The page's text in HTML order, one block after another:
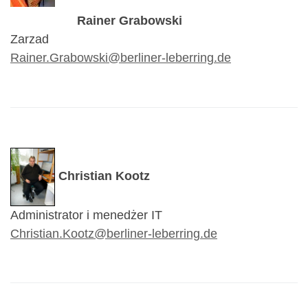
Rainer Grabowski
Zarzad
Rainer.Grabowski@berliner-leberring.de
Christian Kootz
Administrator i menedżer IT
Christian.Kootz@berliner-leberring.de